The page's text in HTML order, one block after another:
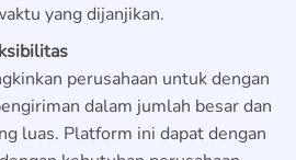
yang dijanjikan.
perusahaan untuk dengan
dalam jumlah besar dan
luas. Platform ini dapat dengan